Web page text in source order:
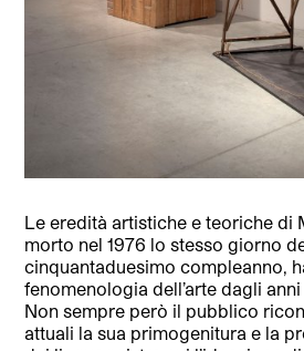
Le eredità artistiche e teoriche di
morto nel 1976 lo stesso giorno
cinquantaduesimo compleanno,
fenomenologia dell’arte dagli
Non sempre però il pubblico
attuali la sua primogenitura e la